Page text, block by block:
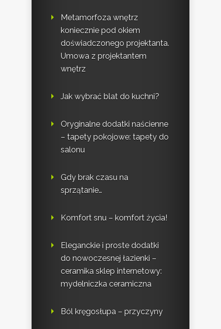
Metamorfoza wnętrz
koniecznie pod okiem
doświadczonego projektanta.
Umowa z projektantem
wnętrz
Jak wybrać blat do kuchni?
Oryginalne dodatki naścienne
– tapety pokojowe: tapety do
salonu
Gdy brak czasu na
sprzątanie…
Komfort snu – komfort życia!
Eleganckie i proste dodatki
do nowoczesnej łazienki –
ceramika sklep internetowy:
mydelniczka ceramiczna
Ból kręgosłupa – przyczyny